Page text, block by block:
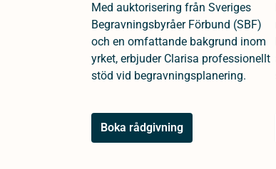
Med auktorisering från Sveriges
Begravningsbyråer Förbund (SBF)
och en omfattande bakgrund inom
yrket, erbjuder Clarisa professionellt
stöd vid begravningsplanering.
Boka rådgivning